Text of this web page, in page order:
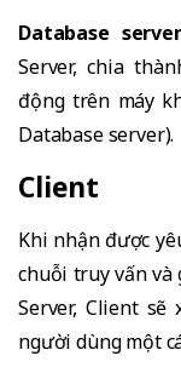
Database server
Server, chia
động trên máy
Database server).
Client
Khi nhận được
chuỗi truy vấn và
Server, Client
người dùng một